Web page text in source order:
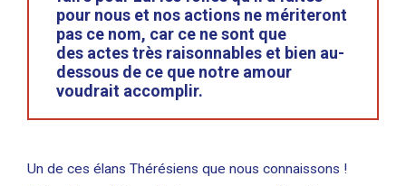
pour nous et nos actions ne mériteront
pas ce nom, car ce ne sont que
des actes très raisonnables et bien au-
dessous de ce que notre amour
voudrait accomplir.
Un de ces élans Thérésiens que nous connaissons !